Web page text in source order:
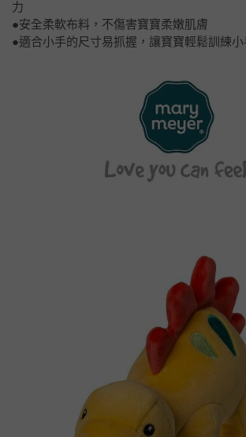
力
●安全柔軟布料，不傷害寶寶柔嫩肌膚
●適合小手的尺寸易抓握，讓寶寶輕鬆訓練